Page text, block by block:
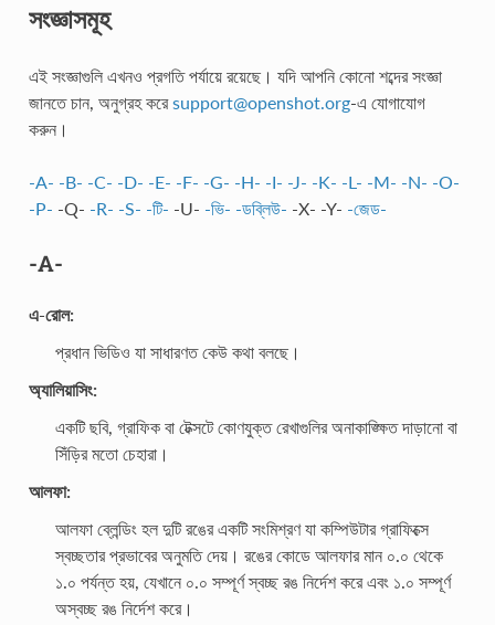
সংজ্ঞাসমূহ
এই সংজ্ঞাগুলি এখনও প্রগতি পর্যায়ে রয়েছে। যদি আপনি কোনো শব্দের সংজ্ঞা
জানতে চান, অনুগ্রহ করেsupport@openshot.org-এ যোগাযোগ
করুন।
-A- -B- -C- -D- -E- -F- -G- -H- -I- -J- -K- -L- -M- -N- -O-
-P- -Q- -R- -S- -টি- -U- -ভি- -ডব্লিউ- -X- -Y- -জেড-
-A-
এ-রোল:
প্রধান ভিডিও যা সাধারণত কেউ কথা বলছে।
অ্যালিয়াসিং:
একটি ছবি, গ্রাফিক বা টেক্সটে কোণযুক্ত রেখাগুলির অনাকাঙ্ক্ষিত দাড়ানো বা
সিঁড়ির মতো চেহারা।
আলফা:
আলফা ব্লেন্ডিং হল দুটি রঙের একটি সংমিশ্রণ যা কম্পিউটার গ্রাফিক্সে
স্বচ্ছতার প্রভাবের অনুমতি দেয়। রঙের কোডে আলফার মান ০.০ থেকে
১.০ পর্যন্ত হয়, যেখানে ০.০ সম্পূর্ণ স্বচ্ছ রঙ নির্দেশ করে এবং ১.০ সম্পূর্ণ
অস্বচ্ছ রঙ নির্দেশ করে।